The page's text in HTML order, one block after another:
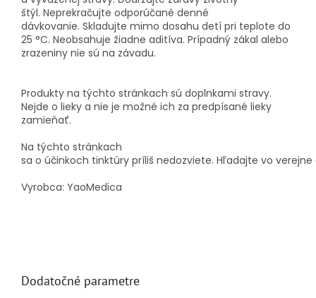
štýl. Neprekračujte odporúčané denné
dávkovanie. Skladujte mimo dosahu detí pri teplote do
25 °C. Neobsahuje žiadne aditíva. Prípadný zákal alebo
zrazeniny nie sú na závadu.
Produkty na týchto stránkach sú doplnkami stravy.
Nejde o lieky a nie je možné ich za predpísané lieky
zamieňať.
Na týchto stránkach
sa o účinkoch tinktúry príliš nedozviete. Hľadajte vo verejne
Vyrobca: YaoMedica
Dodatočné parametre